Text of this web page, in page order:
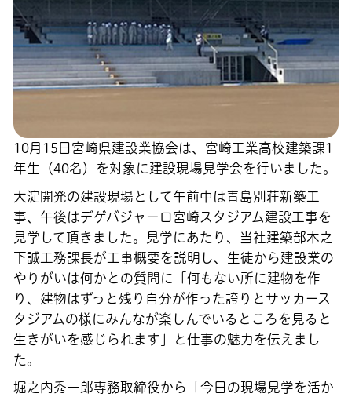
10月15日宮崎県建設業協会は、 宮崎工業高校建築課1
年生（40名） を対象に建設現場見学会を行いました。
大淀開発の建設現場として午前中は青島別荘新築工
事、午後はデゲバジャーロ宮崎スタジアム建設工事を
見学して頂きました。見学にあたり、当社建築部木之
下誠工務課長が工事概要を説明し、生徒から建設業の
やりがいは何かとの質問に「何もない所に建物を作
り、建物はずっと残り自分が作った誇りとサッカース
タジアムの様にみんなが楽しんでいるところを見ると
生きがいを感じられます」と仕事の魅力を伝えまし
た。
堀之内秀一郎専務取締役から「今日の現場見学を活か